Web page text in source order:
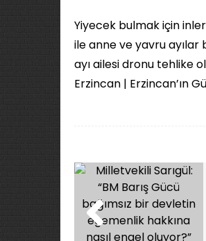
Yiyecek bulmak için
ile anne ve yavru ayılar
ayı ailesi dronu tehlike
Erzincan | Erzincan’ın